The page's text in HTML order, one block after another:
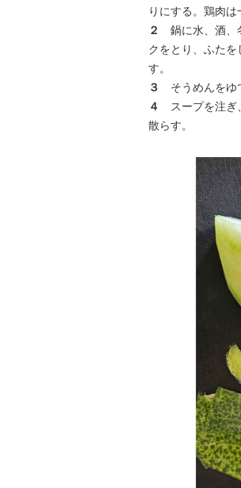
りにする。鶏肉は
２
鍋に水、酒、
クをとり、ふた
す。
３
そうめんをゆ
４
スープを注ぎ
散らす。